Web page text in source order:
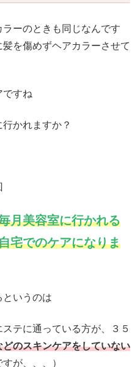
ーのときも同じなんです
を傷めずヘアカラーさせて
ですね
かれますか？
月美容室に行かれる
宅でのケアになりま
というのは
テに通っている方が、３５
のスキンケアをしていない
が、、、）